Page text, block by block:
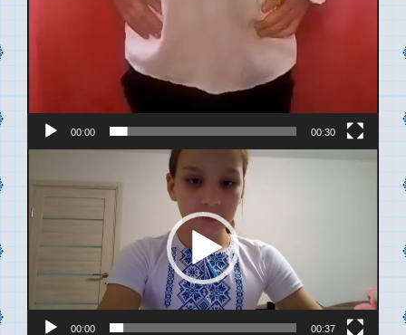
00:00 00:30
00:00 00:37